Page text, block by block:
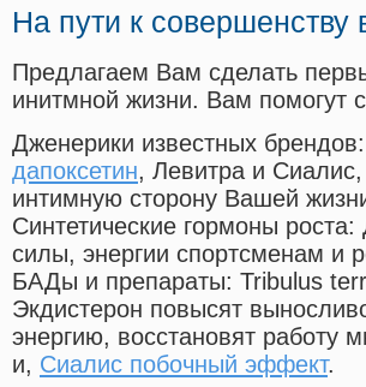
На пути к совершенству
Предлагаем Вам сделать
инитмной жизни. Вам помогут
Дженерики известных брендов:
дапоксетин, Левитра и
интимную сторону Вашей
Синтетические гормоны роста:
силы, энергии спортсменам и
БАДы и препараты: Tribulus
Экдистерон повысят
энергию, восстановят работу
и, Сиалис побочный эффект.